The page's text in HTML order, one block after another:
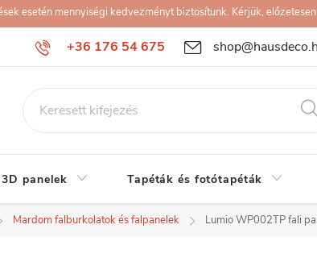
esetén mennyiségi kedvezményt biztosítunk. Kérjük,
+36 176 54 675
panelek Tapéták és fotótapéták
Mardom falburkolatok és falpanelek Lumio WP002TP fali